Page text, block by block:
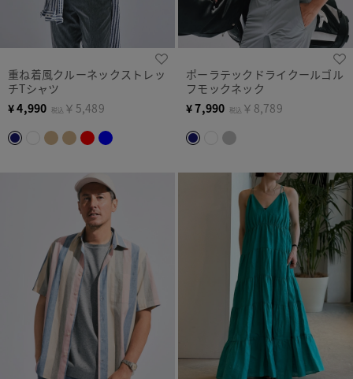
重ね着風クルーネックストレッ
チTシャツ
¥4,990 税込 ￥5,489
ポーラテックドライクールゴル
フモックネック
¥7,990 税込 ￥8,789